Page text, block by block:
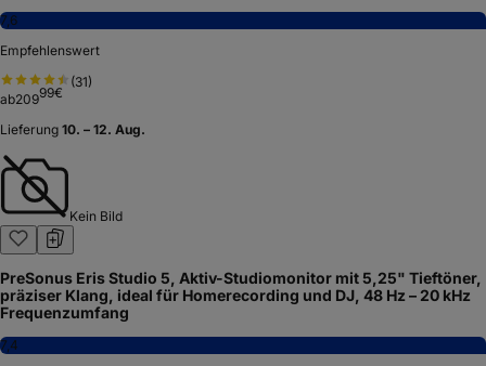
7,6
Empfehlenswert
(31)
ab20999€
Lieferung 10. – 12. Aug.
Kein Bild
PreSonus Eris Studio 5, Aktiv-Studiomonitor mit 5,25" Tieftöner,
präziser Klang, ideal für Homerecording und DJ, 48 Hz – 20 kHz
Frequenzumfang
7,4